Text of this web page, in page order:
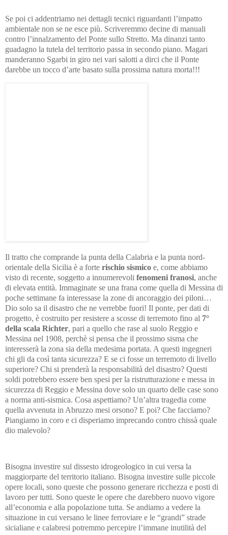
Se poi ci addentriamo nei dettagli tecnici riguardanti l’impatto
ambientale non se ne esce più. Scriveremmo decine di manuali
contro l’innalzamento del Ponte sullo Stretto. Ma dinanzi tanto
guadagno la tutela del territorio passa in secondo piano. Magari
manderanno Sgarbi in giro nei vari salotti a dirci che il Ponte
darebbe un tocco d’arte basato sulla prossima natura morta!!!
Il tratto che comprande la punta della Calabria e la punta nord-
orientale della Sicilia è a forte rischio sismico e, come abbiamo
visto di recente, soggetto a innumerevoli fenomeni franosi, anche
di elevata entità. Immaginate se una frana come quella di Messina di
poche settimane fa interessase la zone di ancoraggio dei piloni…
Dio solo sa il disastro che ne verrebbe fuori! Il ponte, per dati di
progetto, è costruito per resistere a scosse di terremoto fino al 7°
della scala Richter, pari a quello che rase al suolo Reggio e
Messina nel 1908, perchè si pensa che il prossimo sisma che
interesserà la zona sia della medesima portata. A questi ingegneri
chi gli da così tanta sicurezza? E se ci fosse un terremoto di livello
superiore? Chi si prenderà la responsabilità del disastro? Questi
soldi potrebbero essere ben spesi per la ristrutturazione e messa in
sicurezza di Reggio e Messina dove solo un quarto delle case sono
a norma anti-sismica. Cosa aspettiamo? Un’altra tragedia come
quella avvenuta in Abruzzo mesi orsono? E poi? Che facciamo?
Piangiamo in coro e ci disperiamo imprecando contro chissà quale
dio malevolo?
Bisogna investire sul dissesto idrogeologico in cui versa la
maggiorparte del territorio italiano. Bisogna investire sulle piccole
opere locali, sono queste che possono generare ricchezza e posti di
lavoro per tutti. Sono queste le opere che darebbero nuovo vigore
all’economia e alla popolazione tutta. Se andiamo a vedere la
situazione in cui versano le linee ferroviare e le “grandi” strade
sicialiane e calabresi potremmo percepire l’immane inutilità del